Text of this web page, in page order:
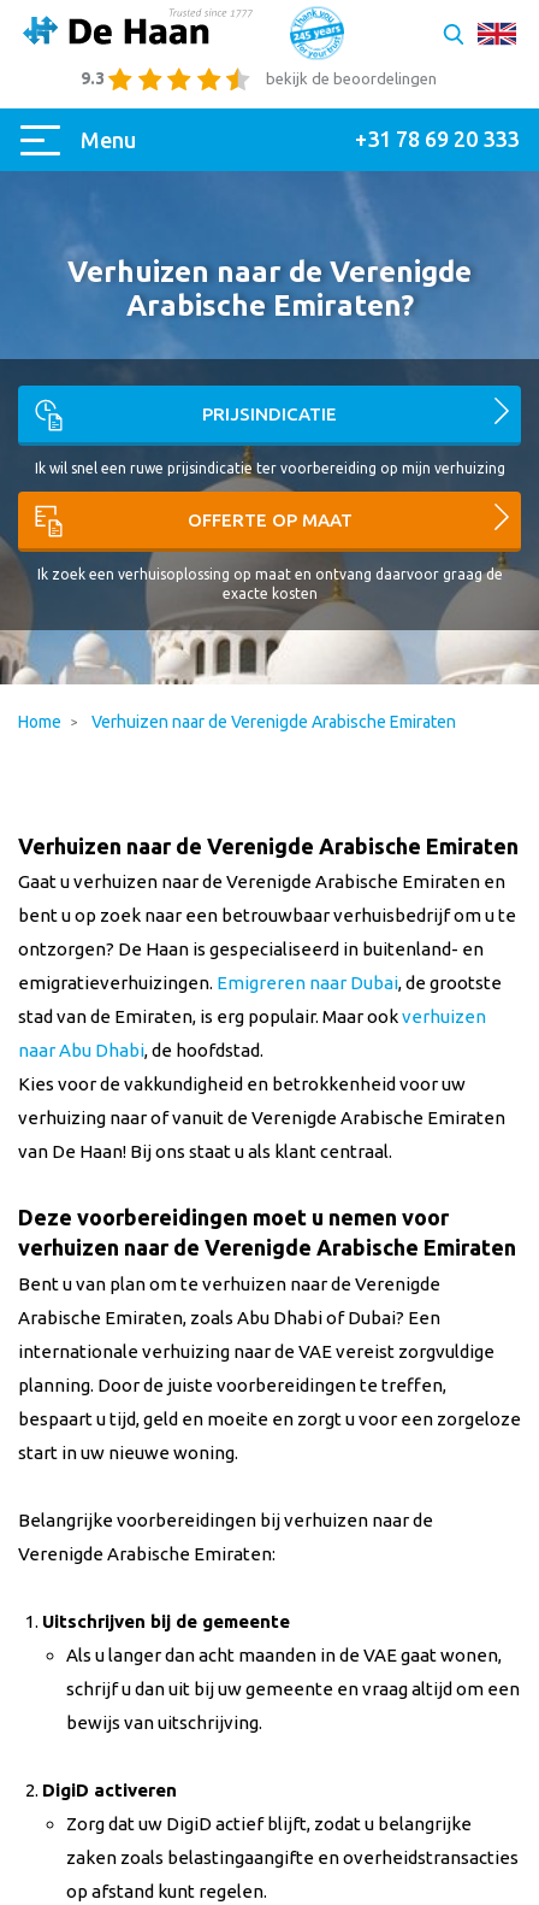
bekijk de beoordelingen
9.3
Menu +31 78 69 20 333
Verhuizen naar de Verenigde
Arabische Emiraten?
PRIJSINDICATIE
Ik wil snel een ruwe prijsindicatie ter voorbereiding op mijn verhuizing
OFFERTE OP MAAT
Ik zoek een verhuisoplossing op maat en ontvang daarvoor graag de
exacte kosten
Home Verhuizen naar de Verenigde Arabische Emiraten
Verhuizen naar de Verenigde Arabische Emiraten
Gaat u verhuizen naar de Verenigde Arabische Emiraten en
bent u op zoek naar een betrouwbaar verhuisbedrijf om u te
ontzorgen? De Haan is gespecialiseerd in buitenland- en
emigratieverhuizingen. Emigreren naar Dubai, de grootste
stad van de Emiraten, is erg populair. Maar ookverhuizen
naar Abu Dhabi, de hoofdstad.
Kies voor de vakkundigheid en betrokkenheid voor uw
verhuizing naar of vanuit de Verenigde Arabische Emiraten
van De Haan! Bij ons staat u als klant centraal.
Deze voorbereidingen moet u nemen voor
verhuizen naar de Verenigde Arabische Emiraten
Bent u van plan om te verhuizen naar de Verenigde
Arabische Emiraten, zoals Abu Dhabi of Dubai? Een
internationale verhuizing naar de VAE vereist zorgvuldige
planning. Door de juiste voorbereidingen te treffen,
bespaart u tijd, geld en moeite en zorgt u voor een zorgeloze
start in uw nieuwe woning.
Belangrijke voorbereidingen bij verhuizen naar de
Verenigde Arabische Emiraten:
Uitschrijven bij de gemeente
Als u langer dan acht maanden in de VAE gaat wonen,
schrijf u dan uit bij uw gemeente en vraag altijd om een
bewijs van uitschrijving.
DigiD activeren
Zorg dat uw DigiD actief blijft, zodat u belangrijke
zaken zoals belastingaangifte en overheidstransacties
op afstand kunt regelen.